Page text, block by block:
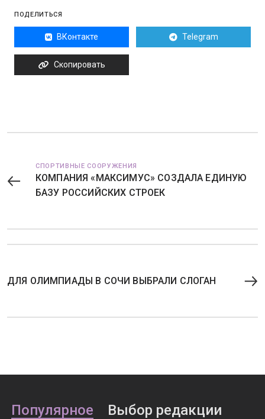
ПОДЕЛИТЬСЯ
ВКонтакте Telegram
Скопировать
СПОРТИВНЫЕ СООРУЖЕНИЯ
КОМПАНИЯ «МАКСИМУС» СОЗДАЛА ЕДИНУЮ
БАЗУ РОССИЙСКИХ СТРОЕК
ДЛЯ ОЛИМПИАДЫ В СОЧИ ВЫБРАЛИ СЛОГАН
Популярное Выбор редакции